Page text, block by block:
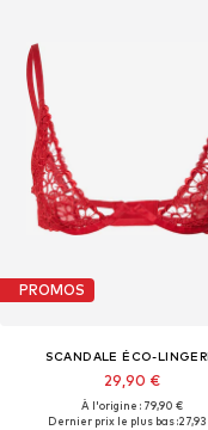
PROMOS
SCANDALE ÉCO-
29,90 €
À l'origine : 79,90 €
Dernier prix le plus bas :